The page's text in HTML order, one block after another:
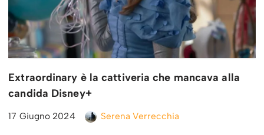
Extraordinary è la cattiveria che mancava alla
candida Disney+
17 Giugno 2024 Serena Verrecchia